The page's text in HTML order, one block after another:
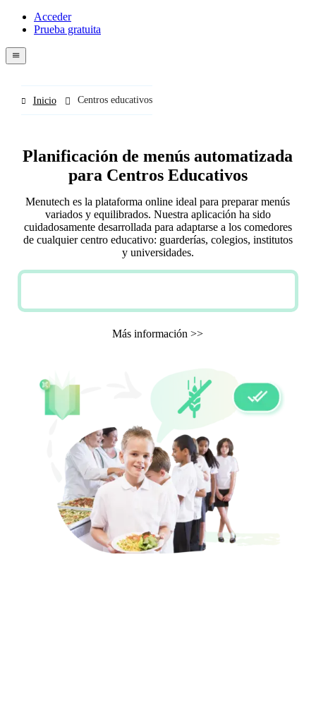
Menutech
navigation
Acceder
Prueba gratuita
menu
Inicio Centros educativos
Planificación de menús automatizada
para Centros Educativos
Menutech es la plataforma online ideal para preparar menús
variados y equilibrados. Nuestra aplicación ha sido
cuidadosamente desarrollada para adaptarse a los comedores
de cualquier centro educativo: guarderías, colegios, institutos
y universidades.
Más información >>